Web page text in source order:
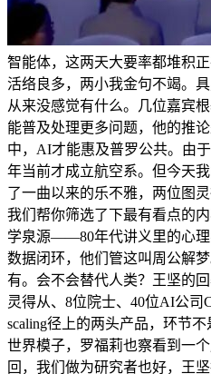
智能体，这两天大要率都堆积
活络良多，两小我金句不竭。
从来没感觉有什么。几位嘉宾
能普及处理更多问题，他的推
中，AI才能惠及普罗公共。由
年当前才成立航空系。但今天
了一曲以来的乐不雅，两位图
我们帮你筛选了下最有看点的
学泉源——80年代讲义里的心理
数据闭环，他们管这叫周公解
有。会不会替代人类？王坚的
灵得从、8位院士、40位AI公司
scaling径上的两头产品，环节
世界模子，罗福莉也察看到一
回，我们做为研究者也好，王